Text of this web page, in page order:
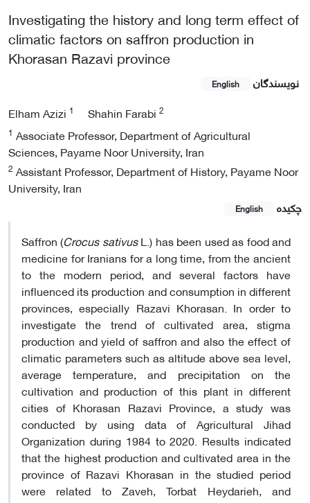
Investigating the history and long term effect of
climatic factors on saffron production in
Khorasan Razavi province
نویسندگان English
Elham Azizi 1 Shahin Farabi 2
1 Associate Professor, Department of Agricultural
Sciences, Payame Noor University, Iran
2 Assistant Professor, Department of History, Payame Noor
University, Iran
چکیده
English
Saffron (Crocus sativusL.) has been used as food and
medicine for Iranians for a long time, from the ancient
to the modern period, and several factors have
influenced its production and consumption in different
provinces, especially Razavi Khorasan. In order to
investigate the trend of cultivated area, stigma
production and yield of saffron and also the effect of
climatic parameters such as altitude above sea level,
average temperature, and precipitation on the
cultivation and production of this plant in different
cities of Khorasan Razavi Province, a study was
conducted by using data of Agricultural Jihad
Organization during 1984 to 2020. Results indicated
that the highest production and cultivated area in the
province of Razavi Khorasan in the studied period
were related to Zaveh, Torbat Heydarieh, and